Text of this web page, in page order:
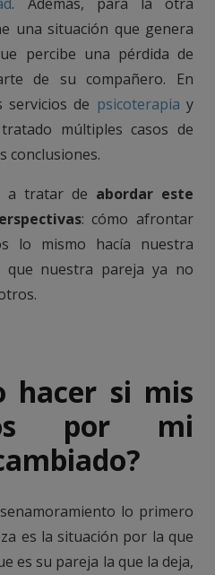
una situación que genera
percibe una pérdida de
de su compañero. En
servicios de psicoterapia y
múltiples casos de
conclusiones.
a tratar de abordar este
: cómo afrontar
lo mismo hacía nuestra
que nuestra pareja ya no
hacer si mis
por mi
lo primero
es la situación por la que
es su pareja la que la deja,